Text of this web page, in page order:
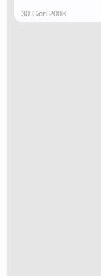
30 Gen 2008